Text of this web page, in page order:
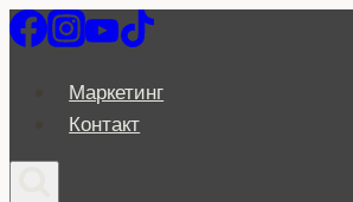
Skip
to
contentМаркетинг
Контакт